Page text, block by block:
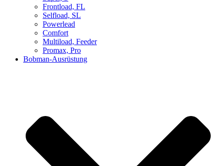
Frontload, FL
Selfload, SL
Powerlead
Comfort
Multiload, Feeder
Promax, Pro
Bobman-Ausrüstung